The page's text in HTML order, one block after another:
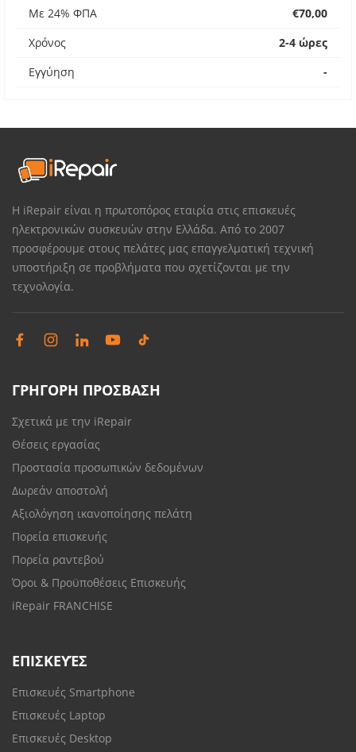
Με 24% ΦΠΑ
€70,00
Χρόνος
2-4 ώρες
Εγγύηση
-
Η iRepair είναι η πρωτοπόρος εταιρία στις επισκευές
ηλεκτρονικών συσκευών στην Ελλάδα. Από το 2007
προσφέρουμε στους πελάτες μας επαγγελματική τεχνική
υποστήριξη σε προβλήματα που σχετίζονται με την
τεχνολογία.
ΓΡΗΓΟΡΗ ΠΡΟΣΒΑΣΗ
Σχετικά με την iRepair
Θέσεις εργασίας
Προστασία προσωπικών δεδομένων
Δωρεάν αποστολή
Αξιολόγηση ικανοποίησης πελάτη
Πορεία επισκευής
Πορεία ραντεβού
Όροι & Προϋποθέσεις Επισκευής
iRepair FRANCHISE
ΕΠΙΣΚΕΥΈΣ
Επισκευές Smartphone
Επισκευές Laptop
Επισκευές Desktop